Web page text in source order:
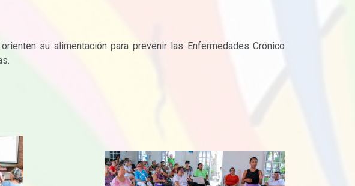
su alimentación para prevenir las Enfermedades Crónico